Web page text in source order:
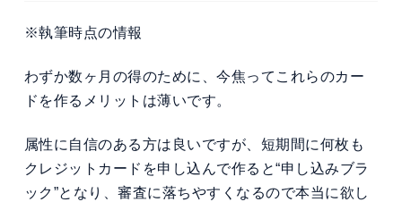
※執筆時点の情報
わずか数ヶ月の得のために、今焦ってこれらのカー
ドを作るメリットは薄いです。
属性に自信のある方は良いですが、短期間に何枚も
クレジットカードを申し込んで作ると“申し込みブラ
ック”となり、審査に落ちやすくなるので本当に欲し